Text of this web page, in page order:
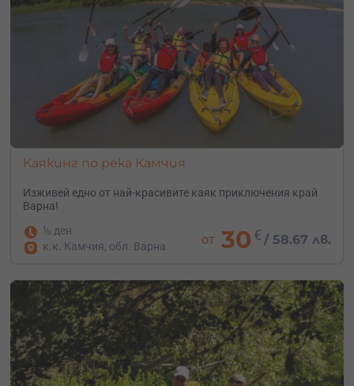
Каякинг по река Камчия
Изживей едно от най-красивите каяк приключения край
Варна!
½ ден
к.к. Камчия, обл. Варна
от 30 € /58.67 лв.